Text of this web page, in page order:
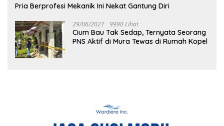
Pria Berprofesi Mekanik Ini Nekat Gantung Diri
29/06/2021 9990 Lihat
Cium Bau Tak Sedap, Ternyata Seorang
PNS Aktif di Mura Tewas di Rumah Kopel